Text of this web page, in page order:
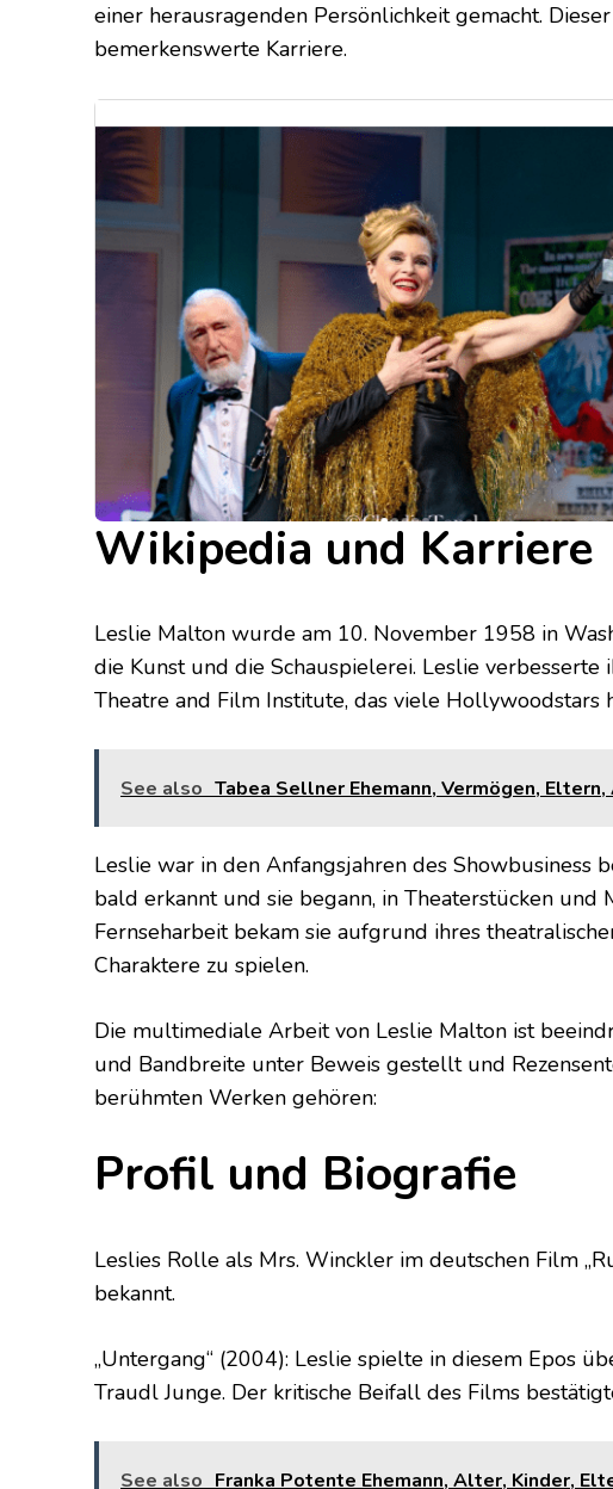
einer herausragenden Persönlichkeit gemacht.
bemerkenswerte Karriere.
Wikipedia und Karriere
Leslie Malton wurde am 10. November 1958 in
die Kunst und die Schauspielerei. Leslie
Theatre and Film Institute, das viele Hollywoodstars
See also Tabea Sellner Ehemann, Vermögen,
Leslie war in den Anfangsjahren des Showbusiness
bald erkannt und sie begann, in Theaterstücken
Fernseharbeit bekam sie aufgrund ihres
Charaktere zu spielen.
Die multimediale Arbeit von Leslie Malton ist
und Bandbreite unter Beweis gestellt und
berühmten Werken gehören:
Profil und Biografie
Leslies Rolle als Mrs. Winckler im deutschen Film
bekannt.
„Untergang“ (2004): Leslie spielte in diesem Epos
Traudl Junge. Der kritische Beifall des Films
See also Franka Potente Ehemann, Alter, Kinder,